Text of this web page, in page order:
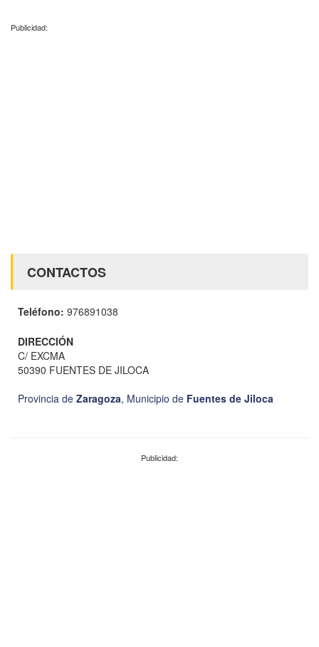
Publicidad:
CONTACTOS
Teléfono: 976891038
DIRECCIÓN
C/ EXCMA
50390 FUENTES DE JILOCA
Provincia de Zaragoza, Municipio de Fuentes de Jiloca
Publicidad: